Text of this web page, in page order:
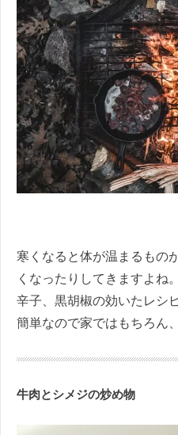
寒くなると体が温まるもの
くなったりしてきますよね
辛子、黒胡椒の効いたレシ
簡単なので家ではもちろん
牛肉とシメジの炒め物